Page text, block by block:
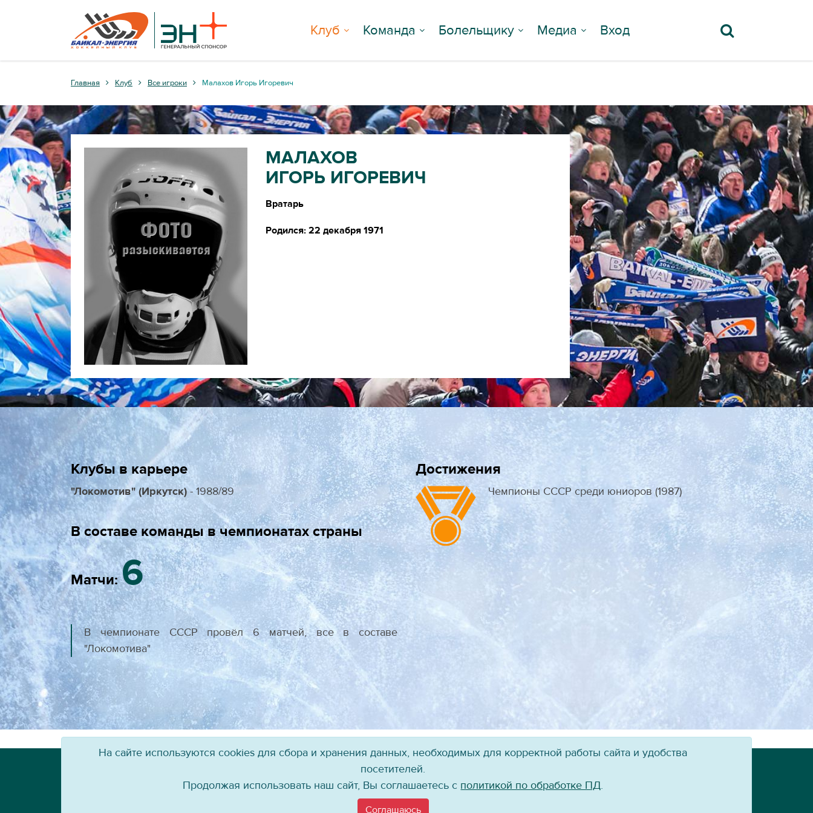
Клуб Команда Болельщику Медиа Вход
Главная Клуб Все игроки Малахов Игорь Игоревич
МАЛАХОВ
ИГОРЬ ИГОРЕВИЧ
Вратарь
Родился: 22 декабря 1971
Клубы в карьере
"Локомотив" (Иркутск)- 1988/89
В составе команды в чемпионатах страны
Матчи:6
В чемпионате СССР провёл 6 матчей, все в составе
"Локомотива"
Достижения
Чемпионы СССР среди юниоров (1987)
Присоединяйтесь к нам!
Хоккейный клуб «Байкал-Энергия», 2004–
Перепечатка, повторное воспроизведение материалов сайта в каком бы то ни было виде без ссылки на официальный сайт ХК «Байкал-Энергия» не допускается.
На сайте используются cookies для сбора и хранения данных, необходимых для корректной работы сайта и удобства
посетителей.
Продолжая использовать наш сайт, Вы соглашаетесь с политикой по обработке ПД.
Соглашаюсь